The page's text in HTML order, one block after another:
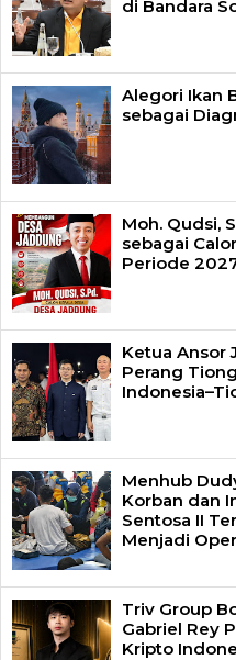
di Bandara
Alegori Ikan
sebagai
Moh. Qudsi,
sebagai
Periode
Ketua Ansor
Perang
Menhub
Korban dan
Sentosa II
Menjadi
Triv Group
Gabriel Rey
Kripto